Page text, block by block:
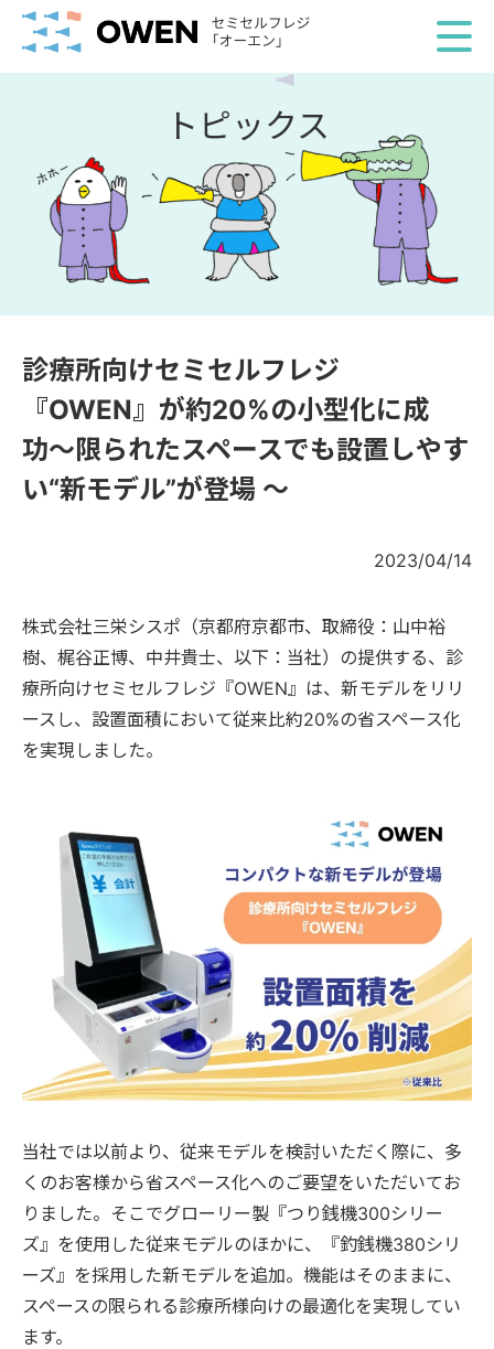
トピックス
診療所向けセミセルフレジ
『OWEN』が約20%の小型化に成
功〜限られたスペースでも設置しやす
い“新モデル”が登場 〜
2023/04/14
株式会社三栄シスポ（京都府京都市、取締役：山中裕
樹、梶谷正博、中井貴士、以下：当社）の提供する、診
療所向けセミセルフレジ『OWEN』は、新モデルをリリ
ースし、設置面積において従来比約20%の省スペース化
を実現しました。
当社では以前より、従来モデルを検討いただく際に、多
くのお客様から省スペース化へのご要望をいただいてお
りました。そこでグローリー製『つり銭機300シリー
ズ』を使用した従来モデルのほかに、『釣銭機380シリ
ーズ』を採用した新モデルを追加。機能はそのままに、
スペースの限られる診療所様向けの最適化を実現してい
ます。